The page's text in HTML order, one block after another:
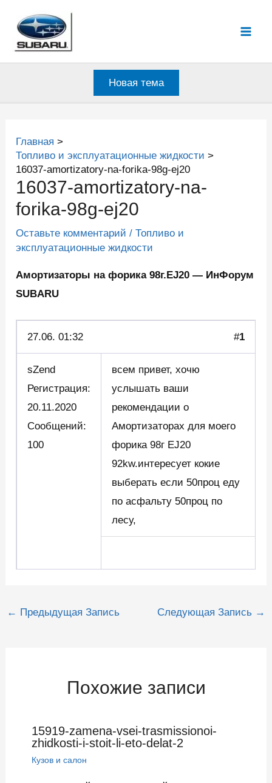
содержимому
Новая тема
Главная
Топливо и эксплуатационные жидкости
16037-amortizatory-na-forika-98g-ej20
16037-amortizatory-na-
forika-98g-ej20
Оставьте комментарий /Топливо и
эксплуатационные жидкости
Амортизаторы на форика 98г.EJ20 — ИнФорум
SUBARU
27.06. 01:32 #1
sZend
Регистрация:
20.11.2020
Сообщений:
100
всем привет, хочю
услышать ваши
рекомендации о
Амортизаторах для моего
форика 98г EJ20
92kw.интересует кокие
выберать если 50проц еду
по асфальту 50проц по
лесу,
Навигация
← Предыдущая Запись Следующая Запись →
Похожие записи
15919-zamena-vsei-trasmissionoi-
zhidkosti-i-stoit-li-eto-delat-2
Кузов и салон